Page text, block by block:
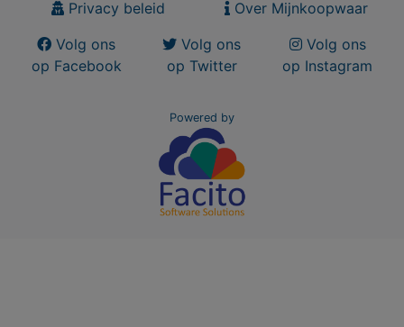
Privacy beleid
Over Mijnkoopwaar
Volg ons
op Facebook
Volg ons
op Twitter
Volg ons
op Instagram
Powered by